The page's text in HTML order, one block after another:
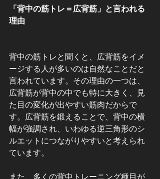
「背中の筋トレ＝広背筋」と言われる
理由
背中の筋トレと聞くと、広背筋をイメ
ージする人が多いのは自然なことだと
言われています。その理由の一つは、
広背筋が背中の中でも特に大きく、見
た目の変化が出やすい筋肉だからで
す。広背筋を鍛えることで、背中の横
幅が強調され、いわゆる逆三角形のシ
ルエットにつながりやすいと考えられ
ています。
また、多くの背中トレーニング種目が